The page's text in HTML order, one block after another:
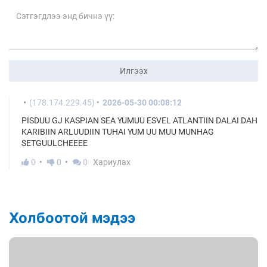
Илгээх
(178.174.229.45)
2026-05-30 00:08:12
PISDUU GJ KASPIAN SEA YUMUU ESVEL ATLANTIIN DALAI DAH
KARIBIIN ARLUUDIIN TUHAI YUM UU MUU MUNHAG
SETGUULCHEEEE
0
0 0 Хариулах
Холбоотой мэдээ